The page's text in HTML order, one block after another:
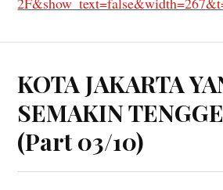
KOTA JAKARTA
SEMAKIN
(Part 03/10)